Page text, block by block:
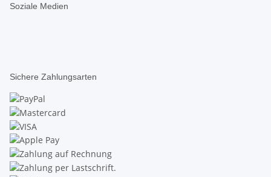
Soziale Medien
Sichere Zahlungsarten